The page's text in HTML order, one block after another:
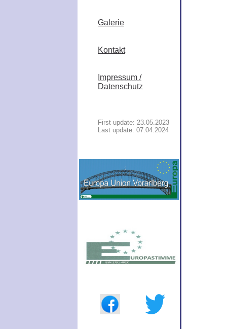
Galerie
Kontakt
Impressum /
Datenschutz
First update: 23.05.2023
Last update: 07.04.2024